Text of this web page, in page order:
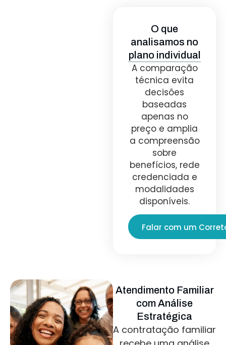
O que
analisamos no
plano individual
A comparação
técnica evita
decisões
baseadas
apenas no
preço e amplia
a compreensão
sobre
benefícios, rede
credenciada e
modalidades
disponíveis.
Falar com um
Atendimento Familiar
com Análise
Estratégica
A contratação familiar